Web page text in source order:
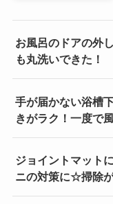
お風呂のドアの外
も丸洗いできた！
手が届かない浴槽
きがラク！一度で
ジョイントマット
ニの対策に☆掃除